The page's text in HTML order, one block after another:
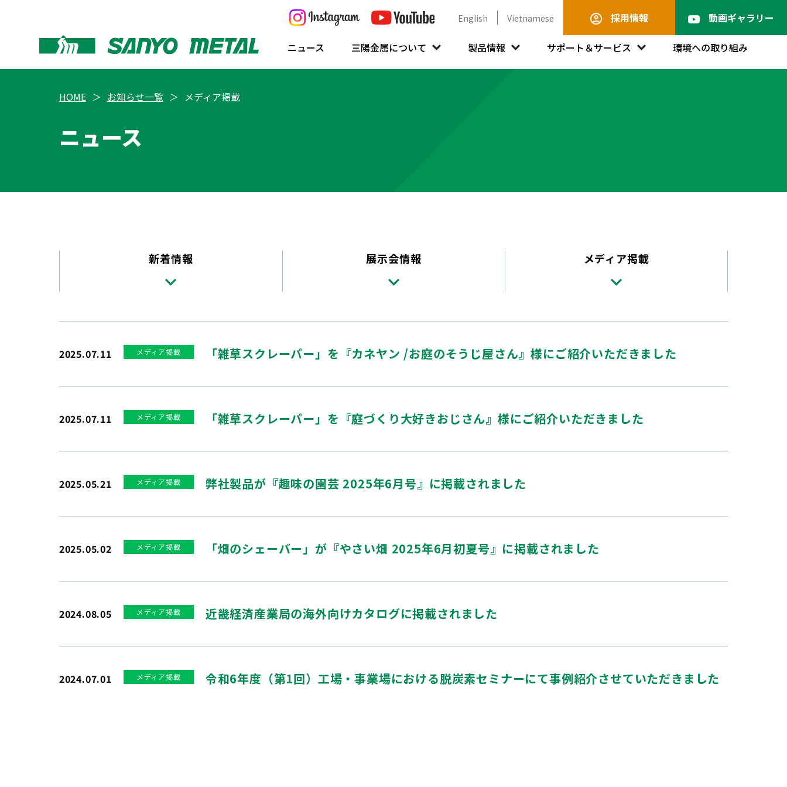
English Vietnamese 採用情報 動画ギャラリー
ニュース 三陽金属について 製品情報 サポート＆サービス 環境への取り組み
HOME お知らせ一覧 メディア掲載
ニュース
新着情報 展示会情報 メディア掲載
2025.07.11 メディア掲載 「雑草スクレーパー」を『カネヤン /お庭のそうじ屋さん』様にご紹介いただきました
2025.07.11 メディア掲載 「雑草スクレーパー」を『庭づくり大好きおじさん』様にご紹介いただきました
2025.05.21 メディア掲載 弊社製品が『趣味の園芸 2025年6月号』に掲載されました
2025.05.02 メディア掲載 「畑のシェーバー」が『やさい畑 2025年6月初夏号』に掲載されました
2024.08.05 メディア掲載 近畿経済産業局の海外向けカタログに掲載されました
2024.07.01 メディア掲載 令和6年度（第1回）工場・事業場における脱炭素セミナーにて事例紹介させていただきました